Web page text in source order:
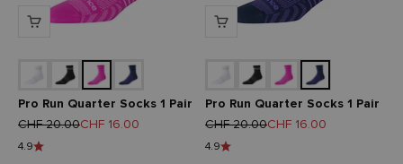
Pro Run Quarter Socks 1 Pair
Regulärer Preis
CHF 20.00Angebot
CHF 16.00
4.9
Pro Run Quarter Socks 1 Pair
Regulärer Preis
CHF 20.00Angebot
CHF 16.00
4.9